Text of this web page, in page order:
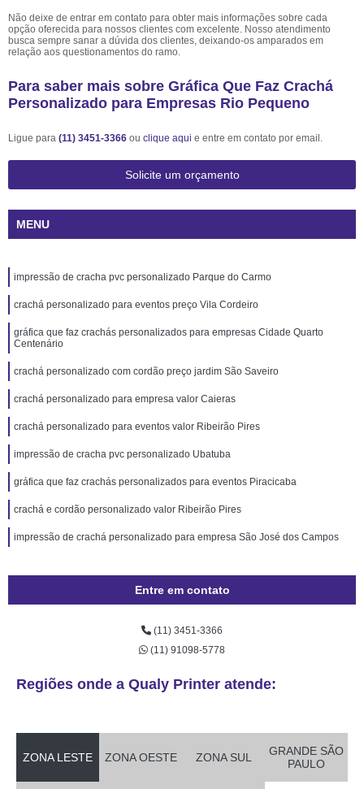
Não deixe de entrar em contato para obter mais informações sobre cada
opção oferecida para nossos clientes com excelente. Nosso atendimento
busca sempre sanar a dúvida dos clientes, deixando-os amparados em
relação aos questionamentos do ramo.
Para saber mais sobre Gráfica Que Faz Crachá
Personalizado para Empresas Rio Pequeno
Ligue para (11) 3451-3366 ou clique aqui e entre em contato por email.
Solicite um orçamento
MENU
impressão de cracha pvc personalizado Parque do Carmo
crachá personalizado para eventos preço Vila Cordeiro
gráfica que faz crachás personalizados para empresas Cidade Quarto
Centenário
crachá personalizado com cordão preço jardim São Saveiro
crachá personalizado para empresa valor Caieras
crachá personalizado para eventos valor Ribeirão Pires
impressão de cracha pvc personalizado Ubatuba
gráfica que faz crachás personalizados para eventos Piracicaba
crachá e cordão personalizado valor Ribeirão Pires
impressão de crachá personalizado para empresa São José dos Campos
Entre em contato
(11) 3451-3366
(11) 91098-5778
Regiões onde a Qualy Printer atende:
ZONA LESTE ZONA OESTE ZONA SUL
GRANDE SÃO
PAULO